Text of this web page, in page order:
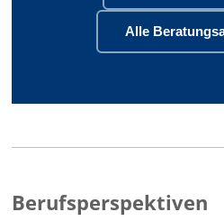
Alle
Berufsperspektiven